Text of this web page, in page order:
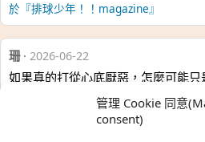
管理 Cookie 同意
consent)
於『排球少年！！magazine』
珊· 2026-06-22
如果真的打從心底厭惡，怎麼可能